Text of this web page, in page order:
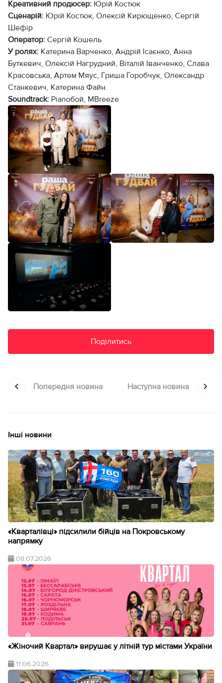
Креативний продюсер: Юрій Костюк
Сценарій: Юрій Костюк, Олексій Кирющенко, Сергій
Шефір
Оператор: Сергій Кошель
У ролях: Катерина Варченко, Андрій Ісаєнко, Анна
Буткевич, Олексій Нагрудний, Віталій Іванченко, Слава
Красовська, Артем Мяус, Гриша Горобчук, Олександр
Станкевич, Катерина Файн.
Soundtrack: Pianoбой, MBreeze
Поділитись
Попередня новина Наступна новина
Інші новини
«Кварталівці» підсилили бійців на Покровському
напрямку
08.07.2026
«Жіночий Квартал» вирушає у літній тур містами України
11.06.2026